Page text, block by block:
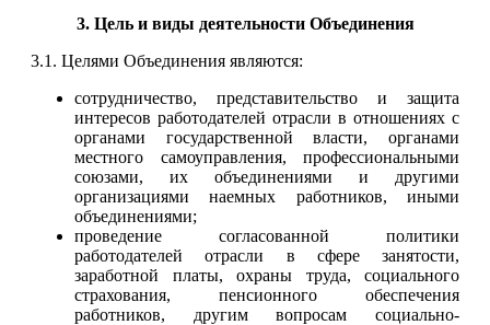
3. Цель и виды деятельности Объединения
3.1. Целями Объединения являются:
сотрудничество, представительство и защита
интересов работодателей отрасли в отношениях с
органами государственной власти, органами
местного самоуправления, профессиональными
союзами, их объединениями и другими
организациями наемных работников, иными
объединениями;
проведение согласованной политики
работодателей отрасли в сфере занятости,
заработной платы, охраны труда, социального
страхования, пенсионного обеспечения
работников, другим вопросам социально-